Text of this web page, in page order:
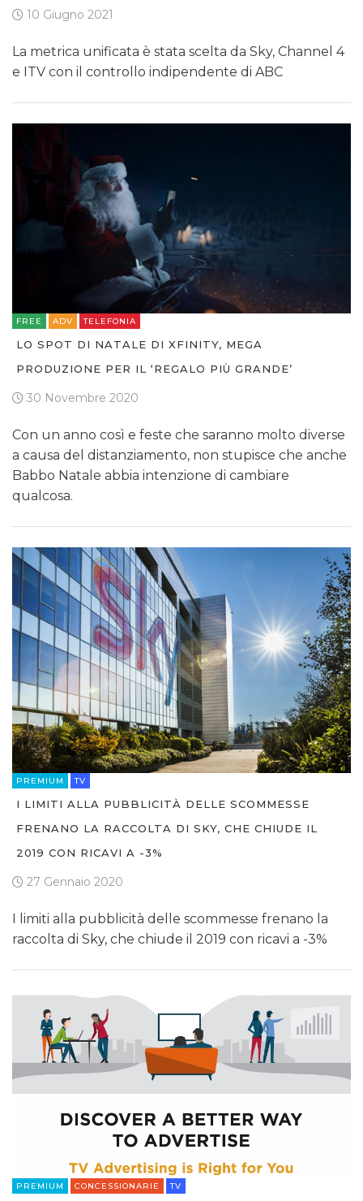
10 Giugno 2021
La metrica unificata è stata scelta da Sky, Channel 4
e ITV con il controllo indipendente di ABC
FREE ADV TELEFONIA
LO SPOT DI NATALE DI XFINITY, MEGA
PRODUZIONE PER IL ‘REGALO PIÙ GRANDE’
30 Novembre 2020
Con un anno così e feste che saranno molto diverse
a causa del distanziamento, non stupisce che anche
Babbo Natale abbia intenzione di cambiare
qualcosa.
PREMIUM TV
I LIMITI ALLA PUBBLICITÀ DELLE SCOMMESSE
FRENANO LA RACCOLTA DI SKY, CHE CHIUDE IL
2019 CON RICAVI A -3%
27 Gennaio 2020
I limiti alla pubblicità delle scommesse frenano la
raccolta di Sky, che chiude il 2019 con ricavi a -3%
PREMIUM CONCESSIONARIE TV